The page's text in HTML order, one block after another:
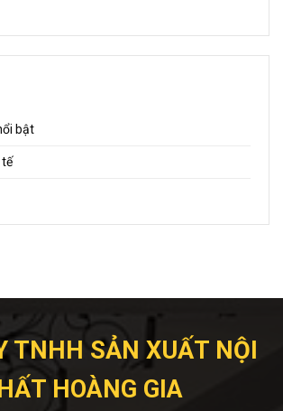
bật
TNHH SẢN XUẤT NỘI
HOÀNG GIA